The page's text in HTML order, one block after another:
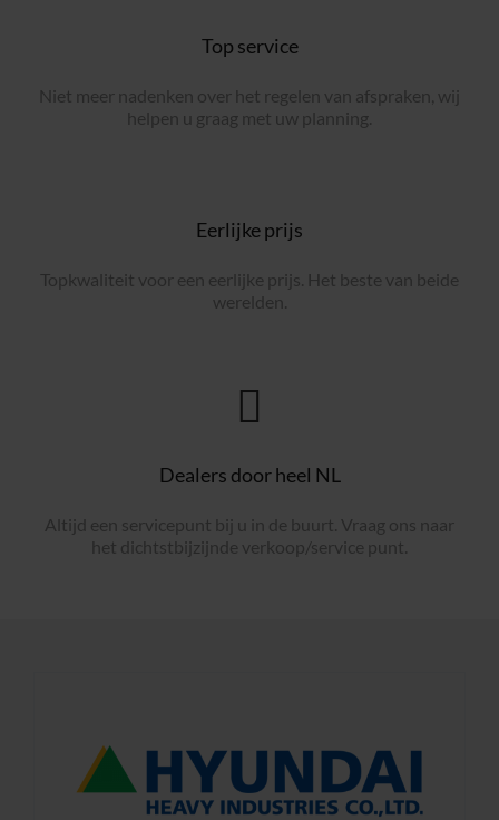
Top service
Niet meer nadenken over het regelen van afspraken, wij
helpen u graag met uw planning.
Eerlijke prijs
Topkwaliteit voor een eerlijke prijs. Het beste van beide
werelden.
Dealers door heel NL
Altijd een servicepunt bij u in de buurt. Vraag ons naar
het dichtstbijzijnde verkoop/service punt.